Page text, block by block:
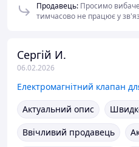
Продавець: Просимо
тимчасово не працює у
Сергій И.
06.02.2026
Актуальний опис
Ввічливий продавець